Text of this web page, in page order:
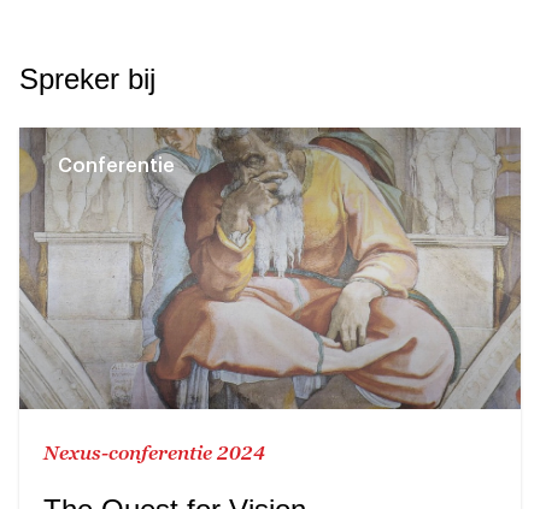
Spreker bij
Conferentie
Nexus-conferentie 2024